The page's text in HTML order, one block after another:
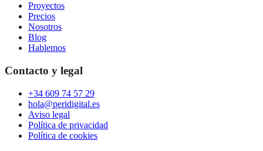
Proyectos
Precios
Nosotros
Blog
Hablemos
Contacto y legal
+34 609 74 57 29
hola@peridigital.es
Aviso legal
Política de privacidad
Política de cookies